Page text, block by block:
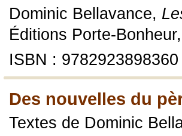
Dominic Bellavance,
Éditions Porte-
ISBN : 9782923898360
Des nouvelles du
Textes de Dominic